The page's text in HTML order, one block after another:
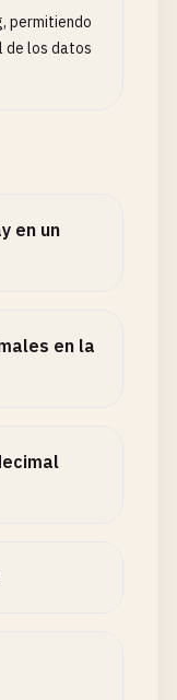
permitiendo
de los datos
en un
en la